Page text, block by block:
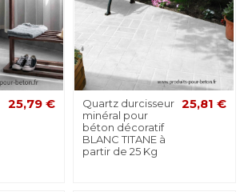
25,79 €
Quartz durcisseur
minéral pour
béton décoratif
BLANC TITANE à
partir de 25 Kg
25,81 €